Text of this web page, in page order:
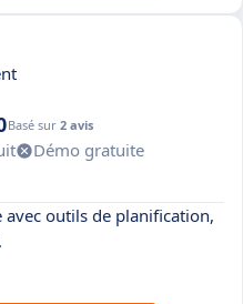
Basé sur 2 avis
Démo gratuite
outils de planification,